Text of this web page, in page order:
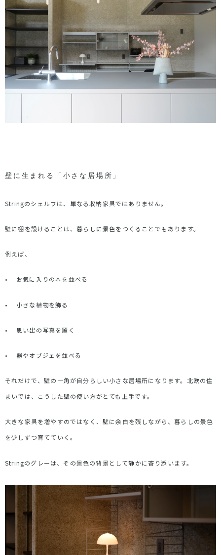
壁に生まれる「小さな居場所」
Stringのシェルフは、単なる収納家具ではありません。
壁に棚を設けることは、暮らしに景色をつくることでもあります。
例えば、
• お気に入りの本を並べる
• 小さな植物を飾る
• 思い出の写真を置く
• 器やオブジェを並べる
それだけで、壁の一角が自分らしい小さな居場所になります。北欧の住
まいでは、こうした壁の使い方がとても上手です。
大きな家具を増やすのではなく、壁に余白を残しながら、暮らしの景色
を少しずつ育てていく。
Stringのグレーは、その景色の背景として静かに寄り添います。